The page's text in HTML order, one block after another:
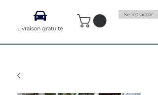
Livraison gratuite
Se rétracter